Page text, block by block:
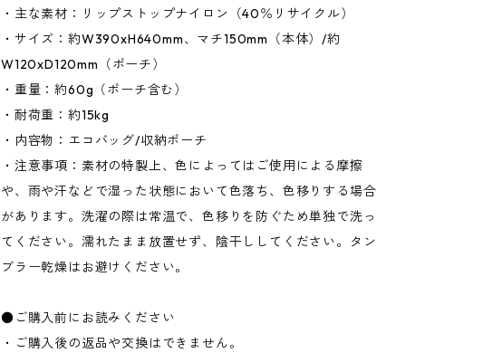
・主な素材：リップストップナイロン（40％リサイクル）
・サイズ：約W390xH640mm、マチ150mm（本体）/約
W120xD120mm（ポーチ）
・重量：約60g（ポーチ含む）
・耐荷重：約15kg
・内容物：エコバッグ/収納ポーチ
・注意事項：素材の特製上、色によってはご使用による摩擦
や、雨や汗などで湿った状態において色落ち、色移りする場合
があります。洗濯の際は常温で、色移りを防ぐため単独で洗っ
てください。濡れたまま放置せず、陰干ししてください。タン
ブラー乾燥はお避けください。
●ご購入前にお読みください
・ご購入後の返品や交換はできません。